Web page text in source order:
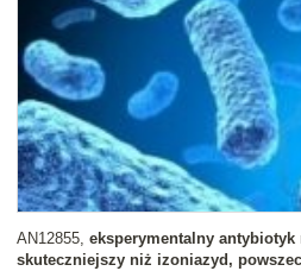
AN12855, eksperymentalny
skuteczniejszy niż izoniazyd,